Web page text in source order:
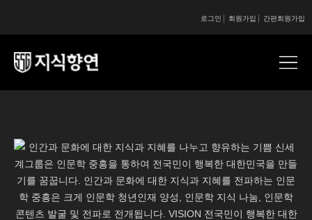
간편회원가입
회원가입
로그인